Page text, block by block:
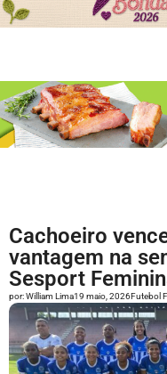
Cachoeiro
vantagem na
Sesport
por:William Lima19 maio, 2026Futebol